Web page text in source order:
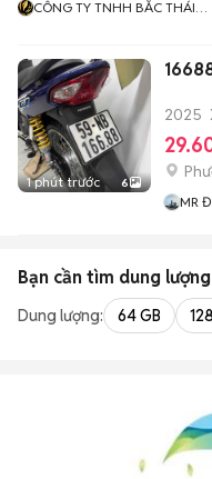
CÔNG TY TNHH BẮC THÁI
1 phút trước 6
2025
MR
Bạn cần tìm dung lượng
Dung lượng: 64 GB